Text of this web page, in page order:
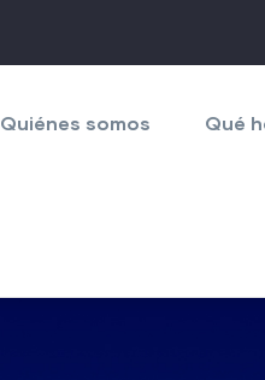
Quiénes somos Qué